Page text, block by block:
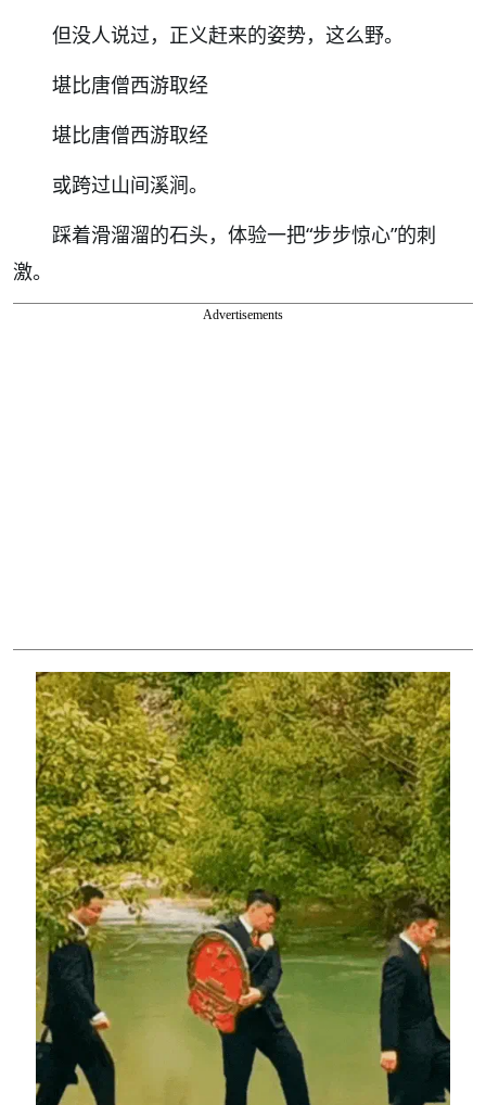
但没人说过，正义赶来的姿势，这么野。
堪比唐僧西游取经
堪比唐僧西游取经
或跨过山间溪涧。
踩着滑溜溜的石头，体验一把“步步惊心”的刺
激。
Advertisements